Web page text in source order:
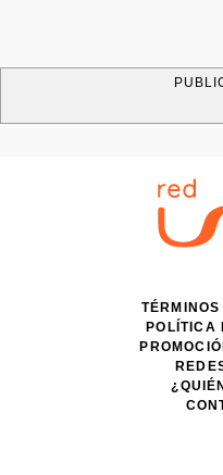
POLÍTICA